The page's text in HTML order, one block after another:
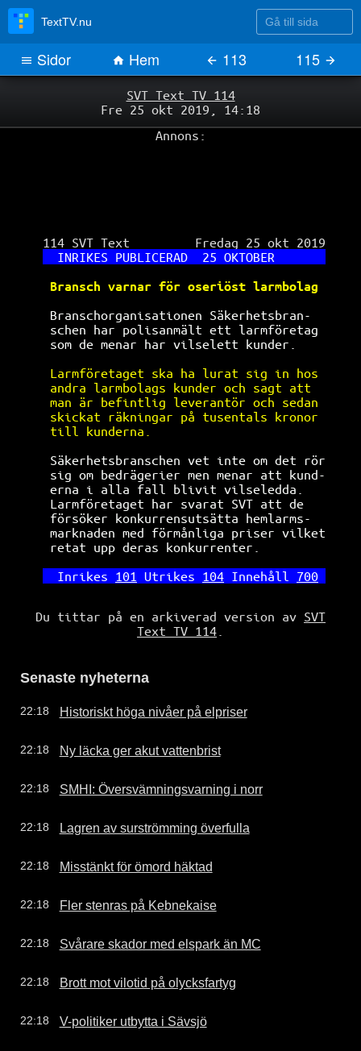
SVT Text TV 114
Fre 25 okt 2019, 14:18
Annons:
114 SVT Text         Fredag 25 okt 2019
INRIKES PUBLICERAD  25 OKTOBER
Bransch varnar för oseriöst larmbolag
Branschorganisationen Säkerhetsbran-
schen har polisanmält ett larmföretag
som de menar har vilselett kunder.
Larmföretaget ska ha lurat sig in hos
andra larmbolags kunder och sagt att
man är befintlig leverantör och sedan
skickat räkningar på tusentals kronor
till kunderna.
Säkerhetsbranschen vet inte om det rör
sig om bedrägerier men menar att kund-
erna i alla fall blivit vilseledda.
Larmföretaget har svarat SVT att de
försöker konkurrensutsätta hemlarms-
marknaden med förmånliga priser vilket
retat upp deras konkurrenter.
Inrikes 101 Utrikes 104 Innehåll 700
Du tittar på en arkiverad version av SVT
Text TV 114
Senaste nyheterna
22:18 Historiskt höga nivåer på elpriser
22:18 Ny läcka ger akut vattenbrist
22:18 SMHI: Översvämningsvarning i norr
22:18 Lagren av surströmming överfulla
22:18 Misstänkt för ömord häktad
22:18 Fler stenras på Kebnekaise
22:18 Svårare skador med elspark än MC
22:18 Brott mot vilotid på olycksfartyg
22:18 V-politiker utbytta i Sävsjö
TextTV.nu Gå till sida
Sidor Hem 113 115